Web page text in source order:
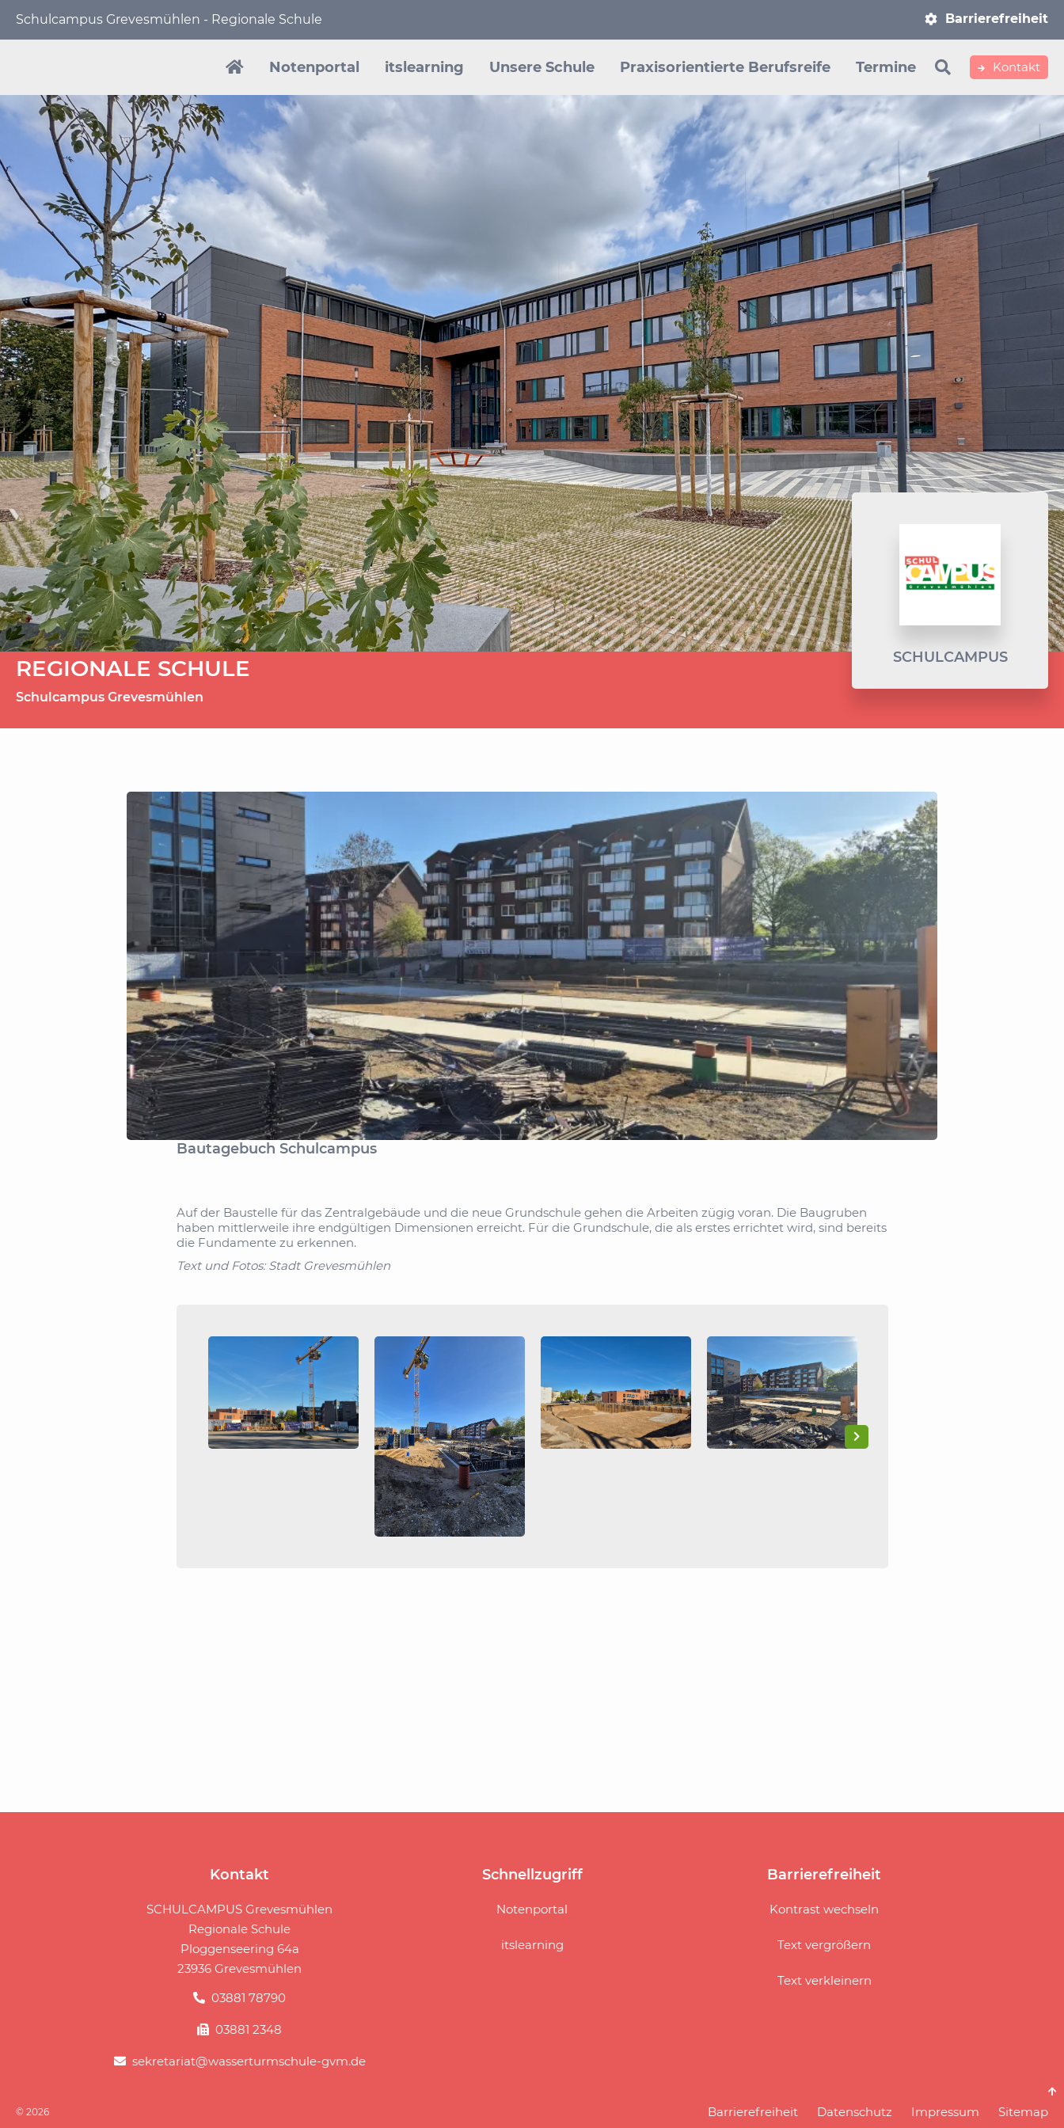
Schulcampus Grevesmühlen - Regionale Schule
überspringen
Barrierefreiheit
überspringen
Notenportal itslearning Unsere Schule Praxisorientierte Berufsreife Termine Kontakt
SCHULCAMPUS
REGIONALE SCHULE
Schulcampus Grevesmühlen
Bautagebuch Schulcampus
Auf der Baustelle für das Zentralgebäude und die neue Grundschule gehen die Arbeiten zügig voran. Die Baugruben
haben mittlerweile ihre endgültigen Dimensionen erreicht. Für die Grundschule, die als erstes errichtet wird, sind bereits
die Fundamente zu erkennen.
Text und Fotos: Stadt Grevesmühlen
Kontakt
SCHULCAMPUS Grevesmühlen
Regionale Schule
Ploggenseering 64a
23936 Grevesmühlen
03881 78790
03881 2348
sekretariat@wasserturmschule-gvm.de
Schnellzugriff
Notenportal
itslearning
Barrierefreiheit
Kontrast wechseln
Text vergrößern
Text verkleinern
© 2026
Navigation
Barrierefreiheit Datenschutz Impressum Sitemap